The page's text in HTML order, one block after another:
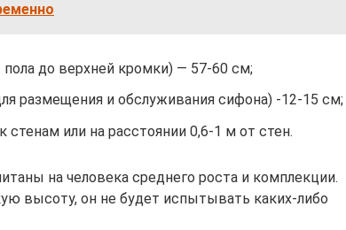
до верхней кромки) — 57-60 см;
размещения и обслуживания сифона) -12-15 см;
или на расстоянии 0,6-1 м от стен.
на человека среднего роста и комплекции.
высоту, он не будет испытывать каких-либо